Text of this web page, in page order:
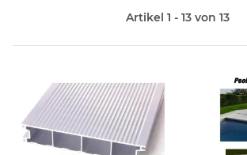
Artikel 1 - 13 von 13